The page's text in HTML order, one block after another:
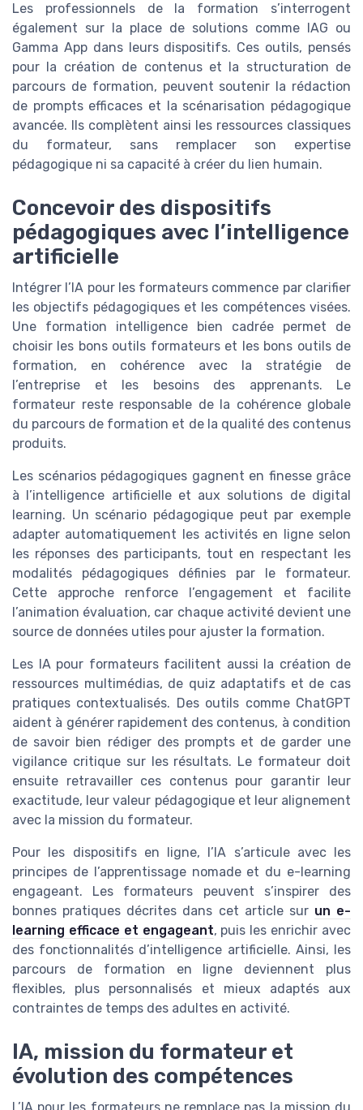
Les professionnels de la formation s’interrogent
également sur la place de solutions comme IAG ou
Gamma App dans leurs dispositifs. Ces outils, pensés
pour la création de contenus et la structuration de
parcours de formation, peuvent soutenir la rédaction
de prompts efficaces et la scénarisation pédagogique
avancée. Ils complètent ainsi les ressources classiques
du formateur, sans remplacer son expertise
pédagogique ni sa capacité à créer du lien humain.
Concevoir des dispositifs
pédagogiques avec l’intelligence
artificielle
Intégrer l’IA pour les formateurs commence par clarifier
les objectifs pédagogiques et les compétences visées.
Une formation intelligence bien cadrée permet de
choisir les bons outils formateurs et les bons outils de
formation, en cohérence avec la stratégie de
l’entreprise et les besoins des apprenants. Le
formateur reste responsable de la cohérence globale
du parcours de formation et de la qualité des contenus
produits.
Les scénarios pédagogiques gagnent en finesse grâce
à l’intelligence artificielle et aux solutions de digital
learning. Un scénario pédagogique peut par exemple
adapter automatiquement les activités en ligne selon
les réponses des participants, tout en respectant les
modalités pédagogiques définies par le formateur.
Cette approche renforce l’engagement et facilite
l’animation évaluation, car chaque activité devient une
source de données utiles pour ajuster la formation.
Les IA pour formateurs facilitent aussi la création de
ressources multimédias, de quiz adaptatifs et de cas
pratiques contextualisés. Des outils comme ChatGPT
aident à générer rapidement des contenus, à condition
de savoir bien rédiger des prompts et de garder une
vigilance critique sur les résultats. Le formateur doit
ensuite retravailler ces contenus pour garantir leur
exactitude, leur valeur pédagogique et leur alignement
avec la mission du formateur.
Pour les dispositifs en ligne, l’IA s’articule avec les
principes de l’apprentissage nomade et du e-learning
engageant. Les formateurs peuvent s’inspirer des
bonnes pratiques décrites dans cet article sur un e-
learning efficace et engageant, puis les enrichir avec
des fonctionnalités d’intelligence artificielle. Ainsi, les
parcours de formation en ligne deviennent plus
flexibles, plus personnalisés et mieux adaptés aux
contraintes de temps des adultes en activité.
IA, mission du formateur et
évolution des compétences